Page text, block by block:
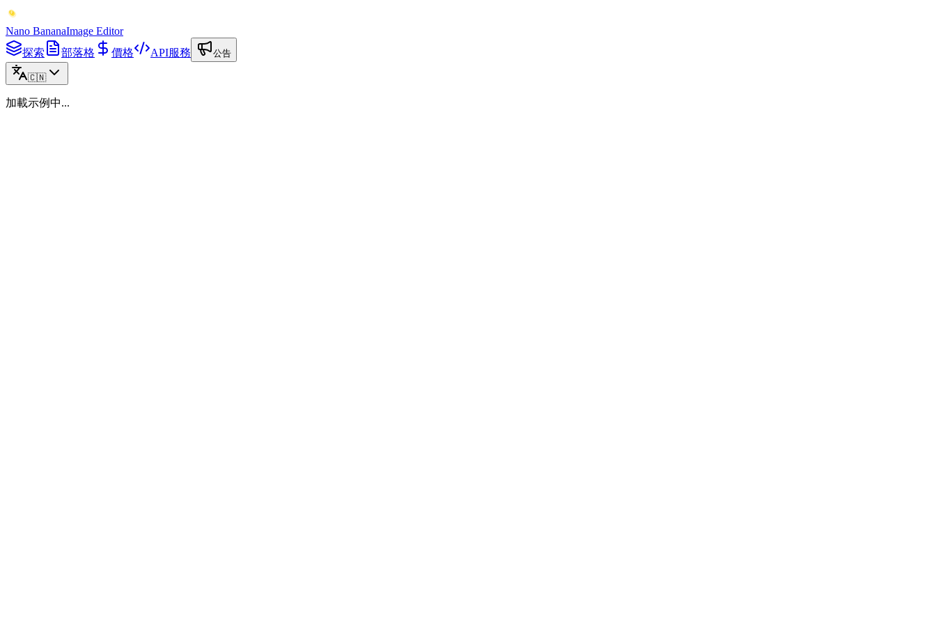
Nano BananaImage Editor
探索
部落格 價格 API服務 公告
🇨🇳
加載示例中...